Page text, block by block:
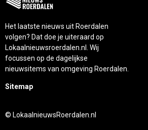
Het laatste nieuws uit Roerdalen
volgen? Dat doe je uiteraard op
Lokaalnieuwsroerdalen.nl. Wij
focussen op de dagelijkse
nieuwsitems van omgeving Roerdalen.
Sitemap
© LokaalnieuwsRoerdalen.nl